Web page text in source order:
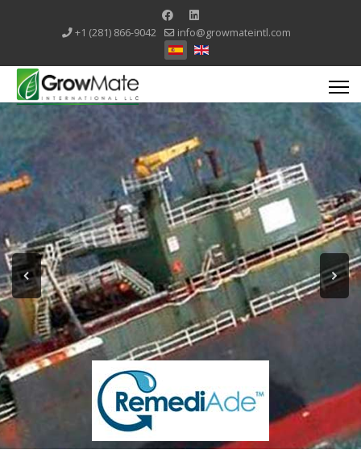
+1 (281) 866-9042 info@growmateintl.com